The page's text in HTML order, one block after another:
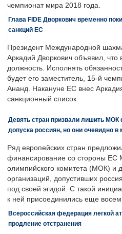
чемпионат мира 2018 года.
Глава FIDE Дворкович временно
санкций ЕС
Президент Международной
Аркадий Дворкович объявил, что
должность. Исполнять
будет его заместитель, 15-й
Ананд. Накануне ЕС внес
санкционный список.
Девять стран призвали лишить МОК
допуска россиян, но они очевидно в
Ряд европейских стран
финансирование со стороны ЕС
олимпийского комитета (МОК) и
организаций, допустивших
под своей эгидой. С такой
к ней присоединились еще
Всероссийская федерация легкой
продление отстранения